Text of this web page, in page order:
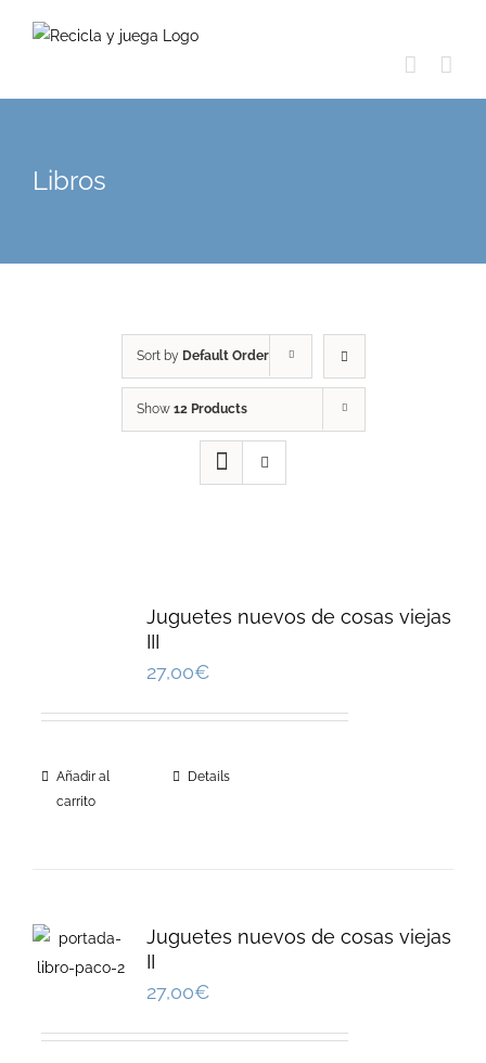
Libros
Sort by Default Order
Show 12 Products
Juguetes nuevos de cosas viejas
III
27,00€
Añadir al
carrito
Details
Juguetes nuevos de cosas viejas
II
27,00€